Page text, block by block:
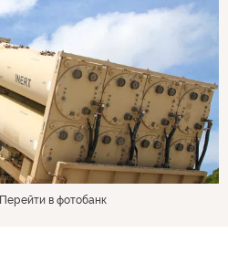
Перейти в фотобанк